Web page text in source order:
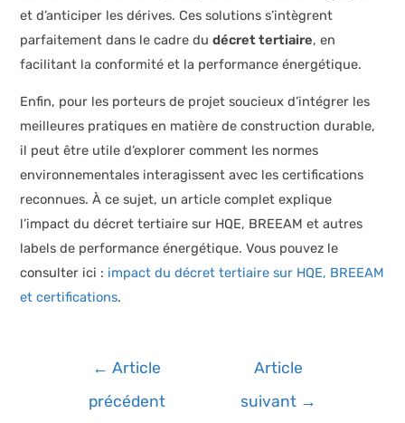
et d’anticiper les dérives. Ces solutions s’intègrent
parfaitement dans le cadre dudécret tertiaire, en
facilitant la conformité et la performance énergétique.
Enfin, pour les porteurs de projet soucieux d’intégrer les
meilleures pratiques en matière de construction durable,
il peut être utile d’explorer comment les normes
environnementales interagissent avec les certifications
reconnues. À ce sujet, un article complet explique
l’impact du décret tertiaire sur HQE, BREEAM et autres
labels de performance énergétique. Vous pouvez le
consulter ici : impact du décret tertiaire sur HQE, BREEAM
et certifications.
Navigation
l’article
← Article
précédent
Article
suivant →